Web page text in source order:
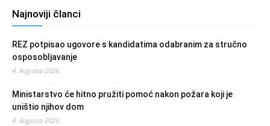
Najnoviji članci
REZ potpisao ugovore s kandidatima odabranim za stručno
osposobljavanje
4. Augusta 2026.
Ministarstvo će hitno pružiti pomoć nakon požara koji je
uništio njihov dom
4. Augusta 2026.